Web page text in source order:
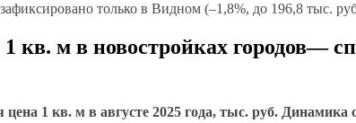
только в Видном (–1,8%, до 196,8 тыс.
кв. м в новостройках городов—
цена 1 кв. м в августе 2025 года, тыс. руб. Динамика